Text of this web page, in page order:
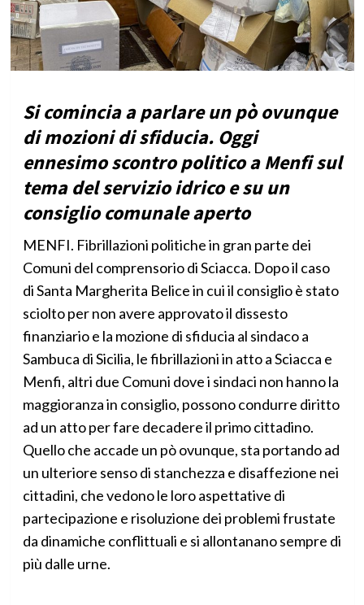
Si comincia a parlare un pò ovunque
di mozioni di sfiducia. Oggi
ennesimo scontro politico a Menfi sul
tema del servizio idrico e su un
consiglio comunale aperto
MENFI. Fibrillazioni politiche in gran parte dei
Comuni del comprensorio di Sciacca. Dopo il caso
di Santa Margherita Belice in cui il consiglio è stato
sciolto per non avere approvato il dissesto
finanziario e la mozione di sfiducia al sindaco a
Sambuca di Sicilia, le fibrillazioni in atto a Sciacca e
Menfi, altri due Comuni dove i sindaci non hanno la
maggioranza in consiglio, possono condurre diritto
ad un atto per fare decadere il primo cittadino.
Quello che accade un pò ovunque, sta portando ad
un ulteriore senso di stanchezza e disaffezione nei
cittadini, che vedono le loro aspettative di
partecipazione e risoluzione dei problemi frustate
da dinamiche conflittuali e si allontanano sempre di
più dalle urne.